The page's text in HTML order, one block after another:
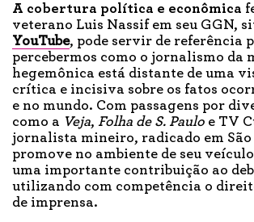
A cobertura política e econômica
veterano Luis Nassif em seu GGN,
YouTube, pode servir de referência
percebermos como o jornalismo da
hegemônica está distante de uma
crítica e incisiva sobre os fatos
e no mundo. Com passagens por
como a Veja, Folha de S. Paulo e TV
jornalista mineiro, radicado em São
promove no ambiente de seu
uma importante contribuição ao
utilizando com competência o
de imprensa.